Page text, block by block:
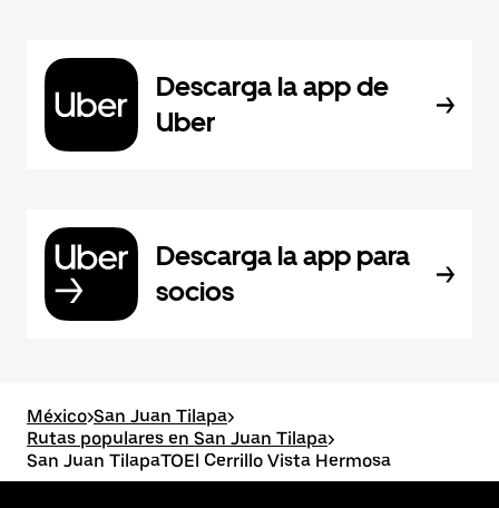
Descarga la app de
Uber
Descarga la app para
socios
México>San Juan Tilapa>
Rutas populares en San Juan Tilapa>
San Juan TilapaTOEl Cerrillo Vista Hermosa